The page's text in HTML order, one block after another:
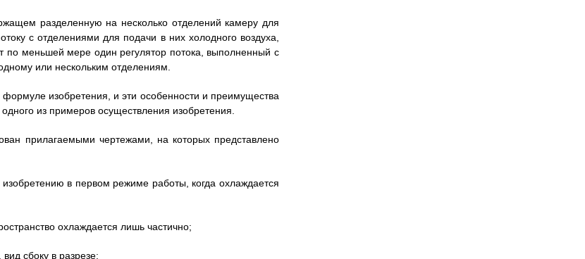
разделенную на несколько отделений камеру для
с отделениями для подачи в них холодного воздуха,
по меньшей мере один регулятор потока, выполненный с
или нескольким отделениям.
изобретения, и эти особенности и преимущества
из примеров осуществления изобретения.
прилагаемыми чертежами, на которых представлено
в первом режиме работы, когда охлаждается
охлаждается лишь частично;
сбоку в разрезе;